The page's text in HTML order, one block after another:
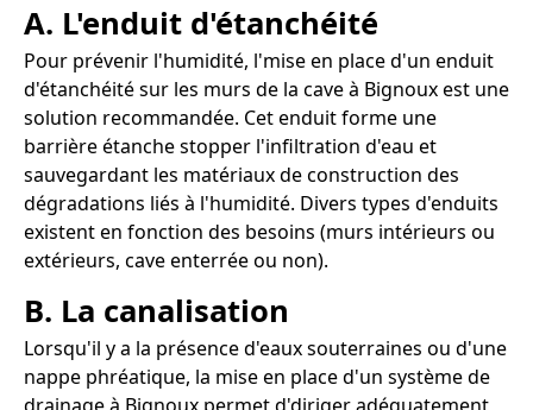
A. L'enduit d'étanchéité
Pour prévenir l'humidité, l'mise en place d'un enduit
d'étanchéité sur les murs de la cave à Bignoux est une
solution recommandée. Cet enduit forme une
barrière étanche stopper l'infiltration d'eau et
sauvegardant les matériaux de construction des
dégradations liés à l'humidité. Divers types d'enduits
existent en fonction des besoins (murs intérieurs ou
extérieurs, cave enterrée ou non).
B. La canalisation
Lorsqu'il y a la présence d'eaux souterraines ou d'une
nappe phréatique, la mise en place d'un système de